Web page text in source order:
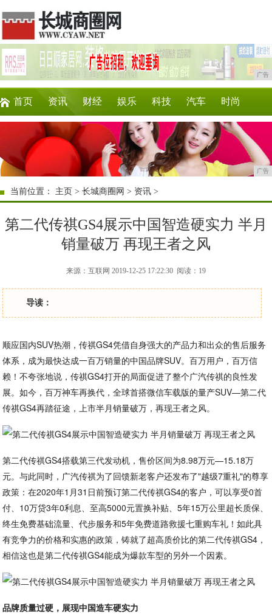
广告
首页 资讯 财经 娱乐 科技 汽车 时尚
游戏 美食 商讯 消费 购物
广告
当前位置： 主页 >长城商圈网 > 资讯 >
第二代传祺GS4展示中国智造硬实力 半月
销量破万 再现王者之风
来源：互联网 2019-12-25 17:22:30 阅读：19
导读：
顺应国内SUV热潮，传祺GS4凭借自身强大的产品力和出众的售后服务
体系，成为最快达成一百万销量的中国品牌SUV。百万用户，百万信
赖！不夸张地说，传祺GS4打开的局面促进了整个广汽传祺的良性发
展。如今，百万神车再换代，全球首搭微信车载版的量产SUV—第二代
传祺GS4再踏征途，上市半月销量破万，再现王者之风。
第二代传祺GS4搭载第三代发动机，售价区间为8.98万元—15.18万
元。与此同时，广汽传祺为了回馈新老客户还发布了"越级7重礼"的尊享
政策：在2020年1月31日前预订第二代传祺GS4的客户，可以享受0首
付、10万贷3年0利息、至高5000元置换补贴、5年15万公里超长质保、
终生免费基础流量、代步服务和5年免费道路救援七重购车礼！如此具
有竞争力的价格和实惠的政策，铸就了超高质价比的第二代传祺GS4，
相信这也是第二代传祺GS4能成为爆款车型的另外一个因素。
品牌质量过硬，展现中国造车硬实力